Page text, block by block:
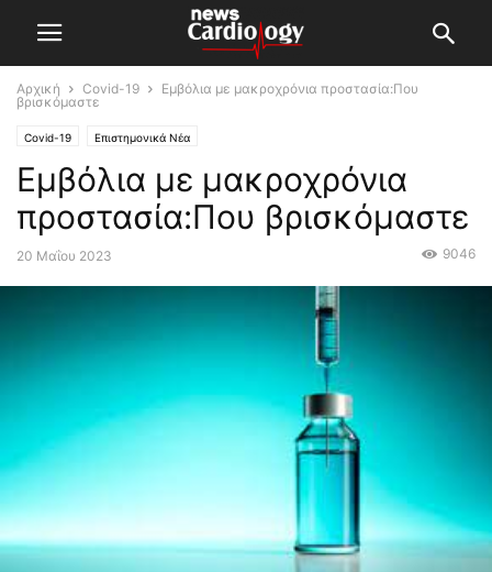
Αρχική Covid-19
Eμβόλια με μακροχρόνια προστασία:Που
βρισκόμαστε
Covid-19 Επιστημονικά Νέα
Eμβόλια με μακροχρόνια
προστασία:Που βρισκόμαστε
20 Μαΐου 2023 9046